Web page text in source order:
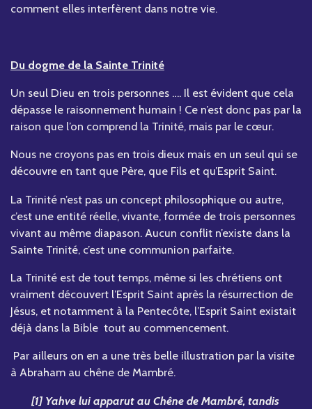
comment elles interfèrent dans notre vie.
Du dogme de la Sainte Trinité
Un seul Dieu en trois personnes …. Il est évident que cela
dépasse le raisonnement humain ! Ce n’est donc pas par la
raison que l’on comprend la Trinité, mais par le cœur.
Nous ne croyons pas en trois dieux mais en un seul qui se
découvre en tant que Père, que Fils et qu’Esprit Saint.
La Trinité n’est pas un concept philosophique ou autre,
c’est une entité réelle, vivante, formée de trois personnes
vivant au même diapason. Aucun conflit n’existe dans la
Sainte Trinité, c’est une communion parfaite.
La Trinité est de tout temps, même si les chrétiens ont
vraiment découvert l’Esprit Saint après la résurrection de
Jésus, et notamment à la Pentecôte, l’Esprit Saint existait
déjà dans la Bible tout au commencement.
Par ailleurs on en a une très belle illustration par la visite
à Abraham au chêne de Mambré.
[1] Yahve lui apparut au Chêne de Mambré, tandis